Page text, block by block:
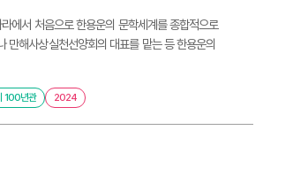
에서 처음으로 한용운의 문학세계를 종합적으로
만해사상실천선양회의 대표를 맡는 등 한용운의
100년관 2024